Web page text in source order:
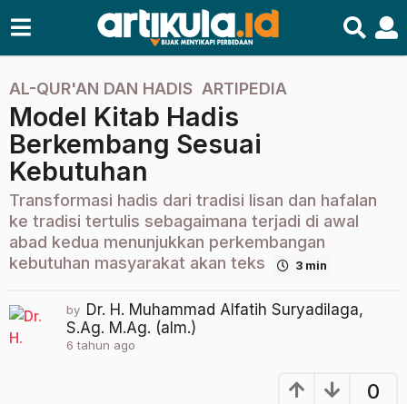
6
t
a
h
u
n
a
g
o
t
a
AL-QUR'AN DAN HADIS ,ARTIPEDIA
Model Kitab Hadis
Berkembang Sesuai
Kebutuhan
Transformasi hadis dari tradisi lisan dan hafalan
ke tradisi tertulis sebagaimana terjadi di awal
abad kedua menunjukkan perkembangan
kebutuhan masyarakat akan teks
3 min
by Dr. H. Muhammad Alfatih Suryadilaga,
S.Ag. M.Ag. (alm.)
6 tahun ago
0